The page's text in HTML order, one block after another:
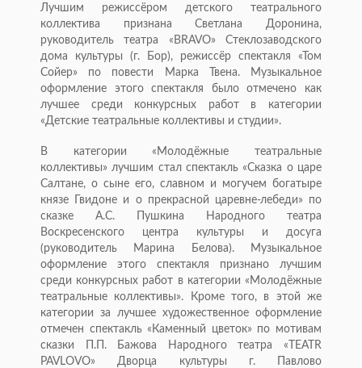
Лучшим режиссёром детского театрального
коллектива признана Светлана Доронина,
руководитель театра «BRAVO» Стеклозаводского
дома культуры (г. Бор), режиссёр спектакля «Том
Сойер» по повести Марка Твена. Музыкальное
оформление этого спектакля было отмечено как
лучшее среди конкурсных работ в категории
«Детские театральные коллективы и студии».
В категории «Молодёжные театральные
коллективы» лучшим стал спектакль «Сказка о царе
Салтане, о сыне его, славном и могучем богатыре
князе Гвидоне и о прекрасной царевне-лебеди» по
сказке А.С. Пушкина Народного театра
Воскресенского центра культуры и досуга
(руководитель Марина Белова). Музыкальное
оформление этого спектакля признано лучшим
среди конкурсных работ в категории «Молодёжные
театральные коллективы». Кроме того, в этой же
категории за лучшее художественное оформление
отмечен спектакль «Каменный цветок» по мотивам
сказки П.П. Бажова Народного театра «TEATR
PAVLOVO» Дворца культуры г. Павлово